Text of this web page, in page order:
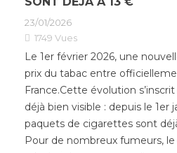
23/01/2026
1749 Vues
Le 1er février 2026, une
prix du tabac entre
France.Cette évolution
déjà bien visible : depuis le 1er
paquets de cigarettes sont
Pour de nombreux fumeurs,